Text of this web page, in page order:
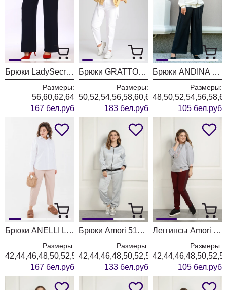
Брюки LadySecret 0119.1 синий
Размеры:
56,60,62,64
167 бел.руб
Брюки GRATTO 3230 белый
Размеры:
50,52,54,56,58,60,62,64,66
183 бел.руб
Брюки ANDINA 233 черный
Размеры:
105 бел.руб
Брюки ANELLI LAUREL 1223 бежевые тона
Размеры:
42,44,46,48,50,52,54,56,58,60,62,64
167 бел.руб
Брюки Amori 5132 серебро
Размеры:
42,44,46,48,50,52,54,56,58,60,62,64,66
133 бел.руб
Леггинсы Amori 5141 вишневый
Размеры:
105 бел.руб